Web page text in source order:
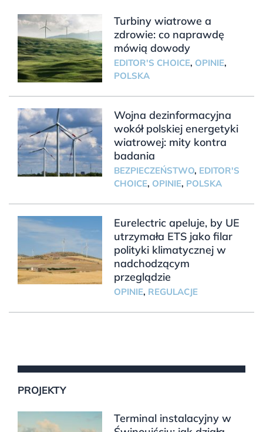
Turbiny wiatrowe a
zdrowie: co naprawdę
mówią dowody
EDITOR'S CHOICE, OPINIE,
POLSKA
Wojna dezinformacyjna
wokół polskiej energetyki
wiatrowej: mity kontra
badania
BEZPIECZEŃSTWO, EDITOR'S
CHOICE, OPINIE, POLSKA
Eurelectric apeluje, by UE
utrzymała ETS jako filar
polityki klimatycznej w
nadchodzącym
przeglądzie
OPINIE, REGULACJE
PROJEKTY
Terminal instalacyjny w